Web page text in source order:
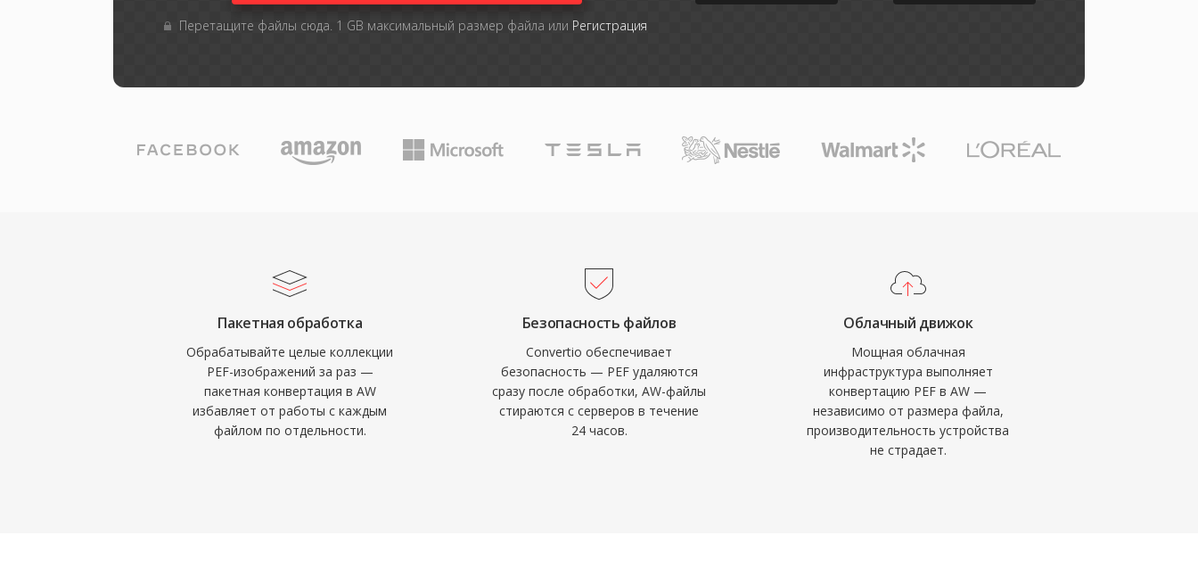
Перетащите файлы сюда. 1 GB максимальный размер файла или Регистрация
Пакетная обработка
Обрабатывайте целые коллекции
PEF-изображений за раз —
пакетная конвертация в AW
избавляет от работы с каждым
файлом по отдельности.
Безопасность файлов
Convertio обеспечивает
безопасность — PEF удаляются
сразу после обработки, AW-файлы
стираются с серверов в течение
24 часов.
Облачный движок
Мощная облачная
инфраструктура выполняет
конвертацию PEF в AW —
независимо от размера файла,
производительность устройства
не страдает.